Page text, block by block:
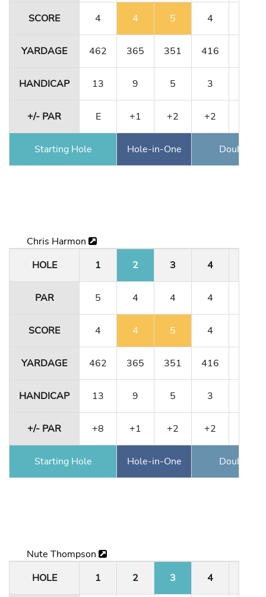
SCORE 4 4 5 4
YARDAGE 462 365 351 416
HANDICAP 13 9 5 3
+/- PAR E +1 +2 +2
Starting Hole Hole-in-One Double
Chris Harmon
HOLE
1 2 3 4
PAR 5 4 4 4
SCORE 4 4 5 4
YARDAGE 462 365 351 416
HANDICAP 13 9 5 3
+/- PAR +8 +1 +2 +2
Starting Hole Hole-in-One Double
Nute Thompson
HOLE
1 2 3 4